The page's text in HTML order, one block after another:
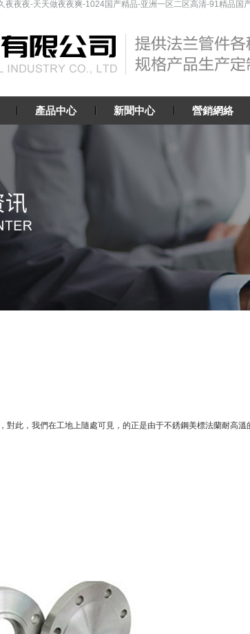
夜夜夜-天天做夜夜爽-1024国产精品-亚洲一区二区高清-91精品
產品中心 新聞中心 營銷網絡
對此，我們在工地上隨處可見，的正是由于不銹鋼美標法蘭耐高溫